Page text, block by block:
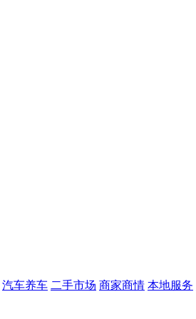
汽车养车 二手市场 商家商情 本地服务